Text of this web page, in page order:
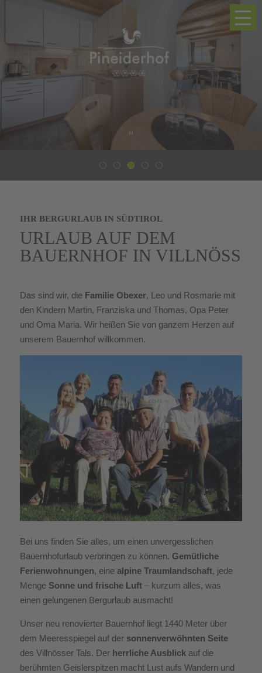
"
IHR BERGURLAUB IN SÜDTIROL
URLAUB AUF DEM
BAUERNHOF IN VILLNÖSS
Das sind wir, die Familie Obexer, Leo und Rosmarie mit
den Kindern Martin, Franziska und Thomas, Opa Peter
und Oma Maria. Wir heißen Sie von ganzem Herzen auf
unserem Bauernhof willkommen.
Bei uns finden Sie alles, um einen unvergesslichen
Bauernhofurlaub verbringen zu können. Gemütliche
Ferienwohnungen, eine alpine Traumlandschaft, jede
Menge Sonne und frische Luft– kurzum alles, was
einen gelungenen Bergurlaub ausmacht!
Unser neu renovierter Bauernhof liegt 1440 Meter über
dem Meeresspiegel auf der sonnenverwöhnten Seite
des Villnösser Tals. Der herrliche Ausblickauf die
berühmten Geislerspitzen macht Lust aufs Wandern und